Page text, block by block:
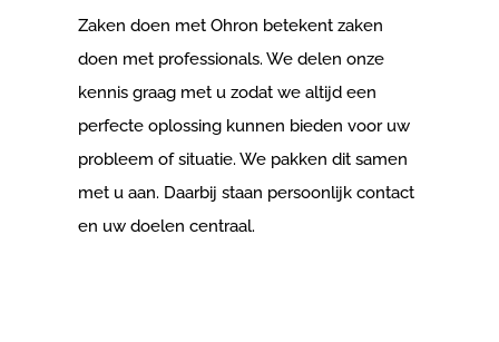
Zaken doen met Ohron betekent zaken
doen met professionals. We delen onze
kennis graag met u zodat we altijd een
perfecte oplossing kunnen bieden voor uw
probleem of situatie. We pakken dit samen
met u aan. Daarbij staan persoonlijk contact
en uw doelen centraal.